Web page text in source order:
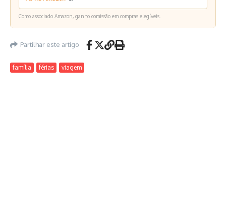
Como associado Amazon, ganho comissão em compras elegíveis.
Partilhar este artigo
família férias viagem